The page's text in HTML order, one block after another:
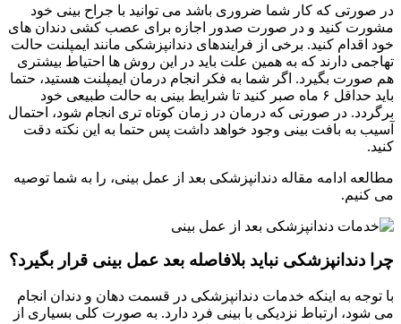
در صورتی که کار شما ضروری باشد می توانید با جراح بینی خود
مشورت کنید و در صورت صدور اجازه برای عصب کشی دندان های
خود اقدام کنید. برخی از فرایندهای دندانپزشکی مانند ایمپلنت حالت
تهاجمی دارند که به همین علت باید در این روش ها احتیاط بیشتری
هم صورت بگیرد. اگر شما به فکر انجام درمان ایمپلنت هستید،‌ حتما
باید حداقل ۶ ماه صبر کنید تا شرایط بینی به حالت طبیعی خود
برگردد. در صورتی که درمان در زمان کوتاه تری انجام شود، احتمال
آسیب به بافت بینی وجود خواهد داشت پس حتما به این نکته دقت
کنید.
مطالعه ادامه مقاله دندانپزشکی بعد از عمل بینی، را به شما توصیه
می کنیم.
چرا دندانپزشکی نباید بلافاصله بعد عمل بینی قرار بگیرد؟
با توجه به اینکه خدمات دندانپزشکی در قسمت دهان و دندان انجام
می شود، ارتباط نزدیکی با بینی فرد دارد. به صورت کلی بسیاری از